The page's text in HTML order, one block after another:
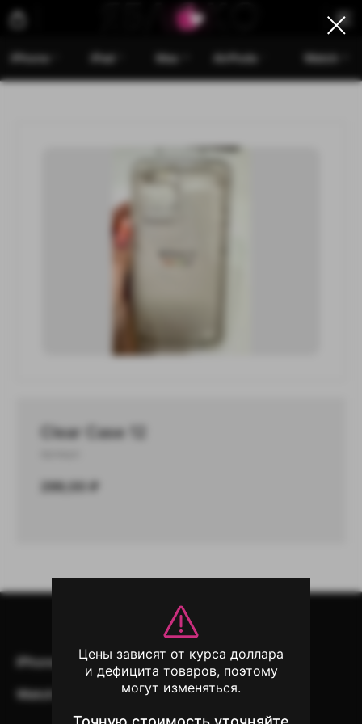
iPhone iPad Mac AirPods Watch
Clear Case 12
299,00
iPhone iPad Mac
AirPods
Watch
Другая техника
Аксессуары
Цены зависят от курса доллара
и дефицита товаров, поэтому
могут изменяться.